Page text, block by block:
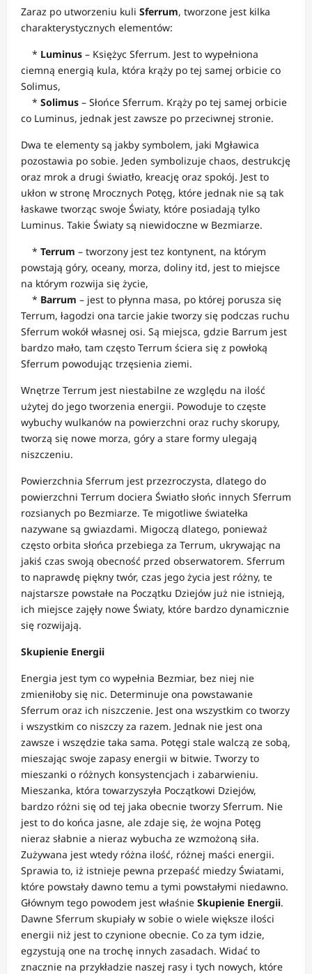
Zaraz po utworzeniu kuli Sferrum, tworzone jest kilka
charakterystycznych elementów:
* Luminus – Księżyc Sferrum. Jest to wypełniona
ciemną energią kula, która krąży po tej samej orbicie co
Solimus,
* Solimus – Słońce Sferrum. Krąży po tej samej orbicie
co Luminus, jednak jest zawsze po przeciwnej stronie.
Dwa te elementy są jakby symbolem, jaki Mgławica
pozostawia po sobie. Jeden symbolizuje chaos, destrukcję
oraz mrok a drugi światło, kreację oraz spokój. Jest to
ukłon w stronę Mrocznych Potęg, które jednak nie są tak
łaskawe tworząc swoje Światy, które posiadają tylko
Luminus. Takie Światy są niewidoczne w Bezmiarze.
* Terrum – tworzony jest tez kontynent, na którym
powstają góry, oceany, morza, doliny itd, jest to miejsce
na którym rozwija się życie,
* Barrum – jest to płynna masa, po której porusza się
Terrum, łagodzi ona tarcie jakie tworzy się podczas ruchu
Sferrum wokół własnej osi. Są miejsca, gdzie Barrum jest
bardzo mało, tam często Terrum ściera się z powłoką
Sferrum powodując trzęsienia ziemi.
Wnętrze Terrum jest niestabilne ze względu na ilość
użytej do jego tworzenia energii. Powoduje to częste
wybuchy wulkanów na powierzchni oraz ruchy skorupy,
tworzą się nowe morza, góry a stare formy ulegają
niszczeniu.
Powierzchnia Sferrum jest przezroczysta, dlatego do
powierzchni Terrum dociera Światło słońc innych Sferrum
rozsianych po Bezmiarze. Te migotliwe światełka
nazywane są gwiazdami. Migoczą dlatego, ponieważ
często orbita słońca przebiega za Terrum, ukrywając na
jakiś czas swoją obecność przed obserwatorem. Sferrum
to naprawdę piękny twór, czas jego życia jest różny, te
najstarsze powstałe na Początku Dziejów już nie istnieją,
ich miejsce zajęły nowe Światy, które bardzo dynamicznie
się rozwijają.
Skupienie Energii
Energia jest tym co wypełnia Bezmiar, bez niej nie
zmieniłoby się nic. Determinuje ona powstawanie
Sferrum oraz ich niszczenie. Jest ona wszystkim co tworzy
i wszystkim co niszczy za razem. Jednak nie jest ona
zawsze i wszędzie taka sama. Potęgi stale walczą ze sobą,
mieszając swoje zapasy energii w bitwie. Tworzy to
mieszanki o różnych konsystencjach i zabarwieniu.
Mieszanka, która towarzyszyła Początkowi Dziejów,
bardzo różni się od tej jaka obecnie tworzy Sferrum. Nie
jest to do końca jasne, ale zdaje się, że wojna Potęg
nieraz słabnie a nieraz wybucha ze wzmożoną siła.
Zużywana jest wtedy różna ilość, różnej maści energii.
Sprawia to, iż istnieje pewna przepaść miedzy Światami,
które powstały dawno temu a tymi powstałymi niedawno.
Głównym tego powodem jest właśnie Skupienie Energii.
Dawne Sferrum skupiały w sobie o wiele większe ilości
energii niż jest to czynione obecnie. Co za tym idzie,
egzystują one na trochę innych zasadach. Widać to
znacznie na przykładzie naszej rasy i tych nowych, które